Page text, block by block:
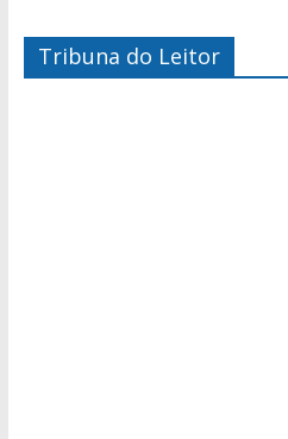
Tribuna do Leitor